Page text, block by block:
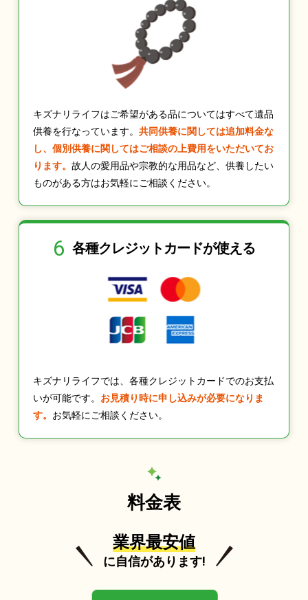
キズナリライフはご希望がある品についてはすべて遺品
供養を行なっています。 共同供養に関しては追加料金な
し、個別供養に関してはご相談の上費用をいただいてお
ります。 故人の愛用品や宗教的な用品など、供養したい
ものがある方はお気軽にご相談ください。
6 各種クレジットカードが使える
キズナリライフでは、各種クレジットカードでのお支払
いが可能です。 お見積り時に申し込みが必要になりま
す。 お気軽にご相談ください。
料金表
業界最安値
に自信があります!